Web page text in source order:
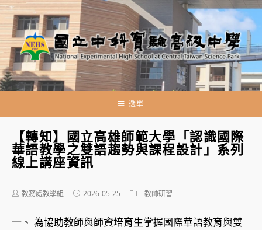
跳
轉
至
主
要
內
選單
【轉知】國立高雄師範大學「認識國際
華語教學之雙語趨勢與課程設計」系列
線上講座資訊
Post教務處教學組
Post2026-05-25
Post--教師研習
一、 為協助教師與師資培育生掌握國際華語教育與雙